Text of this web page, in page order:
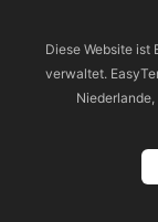
Diese Website ist
verwaltet.